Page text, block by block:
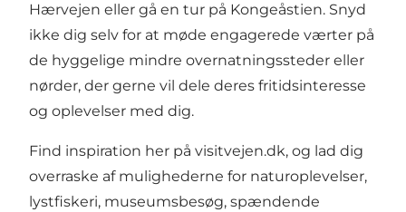
Hærvejen eller gå en tur på Kongeåstien. Snyd
ikke dig selv for at møde engagerede værter på
de hyggelige mindre overnatningssteder eller
nørder, der gerne vil dele deres fritidsinteresse
og oplevelser med dig.
Find inspiration her på visitvejen.dk, og lad dig
overraske af mulighederne for naturoplevelser,
lystfiskeri, museumsbesøg, spændende